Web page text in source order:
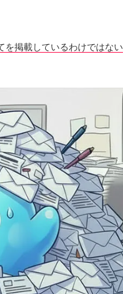
を掲載しているわけではない